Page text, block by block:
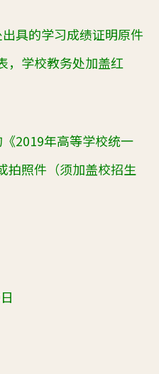
具的学习成绩证明原件
， 学校教务处加盖红
2019年高等学校统一
拍照件（须加盖校招生